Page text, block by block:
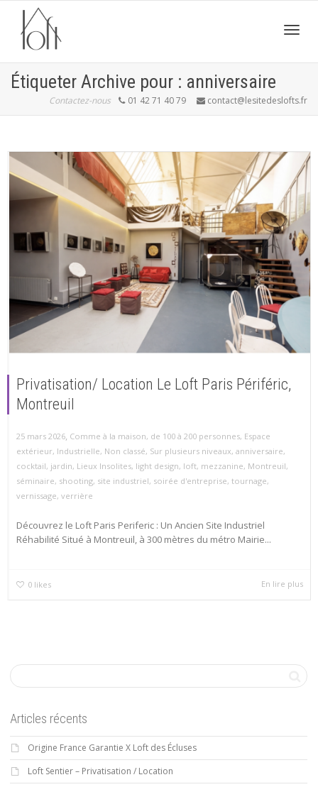
Étiqueter Archive pour : anniversaire
Contactez-nous 01 42 71 40 79 contact@lesitedeslofts.fr
Privatisation/ Location Le Loft Paris Périféric,
Montreuil
25 mars 2026, Comme à la maison, de 100 à 200 personnes, Espace
extérieur, Industrielle, Non classé, Sur plusieurs niveaux, anniversaire,
cocktail, jardin, Lieux Insolites, light design, loft, mezzanine, Montreuil,
séminaire, shooting, site industriel, soirée d'entreprise, tournage,
vernissage, verrière
Découvrez le Loft Paris Periferic : Un Ancien Site Industriel
Réhabilité Situé à Montreuil, à 300 mètres du métro Mairie...
0 likes En lire plus
Articles récents
Origine France Garantie X Loft des Écluses
Loft Sentier – Privatisation / Location